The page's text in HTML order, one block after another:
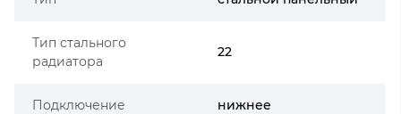
Тип стального
радиатора
22
Подключение нижнее